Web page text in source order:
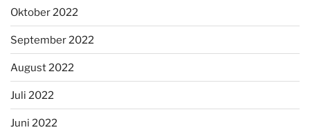
Oktober 2022
September 2022
August 2022
Juli 2022
Juni 2022